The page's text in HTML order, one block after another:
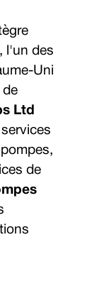
, l'un des
Uni
de
Ltd
de